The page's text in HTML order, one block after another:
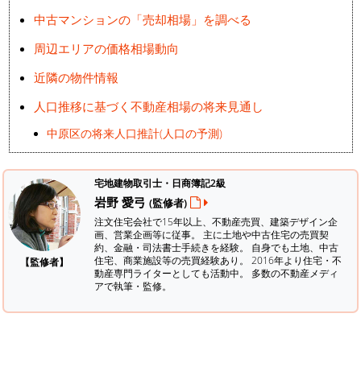
中古マンションの「売却相場」を調べる
周辺エリアの価格相場動向
近隣の物件情報
人口推移に基づく不動産相場の将来見通し
中原区の将来人口推計(人口の予測)
【監修者】
宅地建物取引士・日商簿記2級
岩野 愛弓 (監修者)
注文住宅会社で15年以上、不動産売買、建築デザイン企
画、営業企画等に従事。 主に土地や中古住宅の売買契
約、金融・司法書士手続きを経験。 自身でも土地、中古
住宅、商業施設等の売買経験あり。 2016年より住宅・不
動産専門ライターとしても活動中。 多数の不動産メディ
アで執筆・監修。